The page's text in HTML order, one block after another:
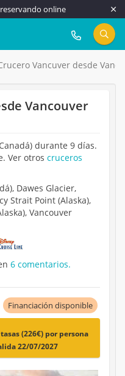
online
917 815 555
Vancuver desde
Vancouver
durante 9 días.
Ver otros cruceros
Dawes Glacier,
Strait Point (Alaska),
Vancouver
6 comentarios.
Financiación disponible
(226€) por persona
22/07/2027